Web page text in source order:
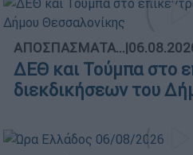
ΑΠΟΣΠΑΣΜΑΤΑ...|
ΔΕΘ και Τούμπα στο
διεκδικήσεων του